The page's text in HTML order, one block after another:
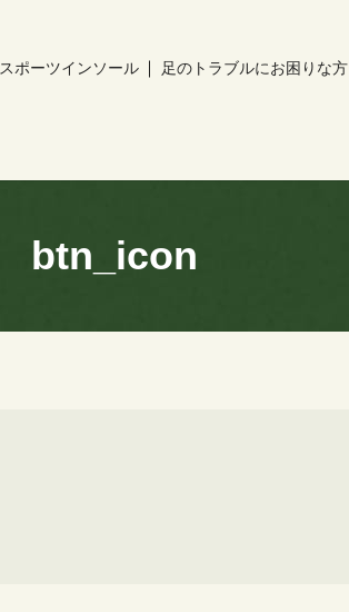
スポーツインソール 足のトラブルにお困りな方
btn_icon